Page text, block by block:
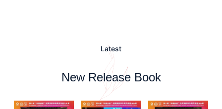
Latest
New Release Book